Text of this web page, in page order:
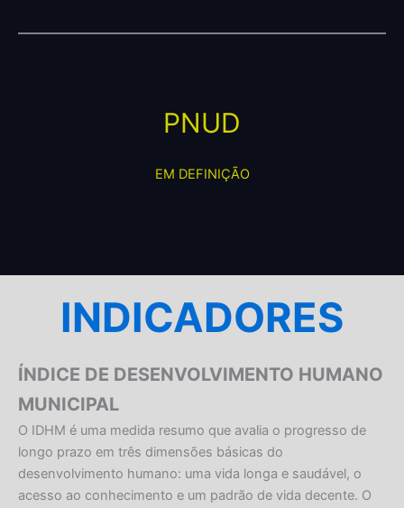
PNUD
EM DEFINIÇÃO
INDICADORES
ÍNDICE DE DESENVOLVIMENTO HUMANO
MUNICIPAL
O IDHM é uma medida resumo que avalia o progresso de
longo prazo em três dimensões básicas do
desenvolvimento humano: uma vida longa e saudável, o
acesso ao conhecimento e um padrão de vida decente. O